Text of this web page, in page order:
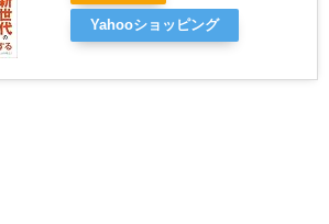
Yahooショッピング